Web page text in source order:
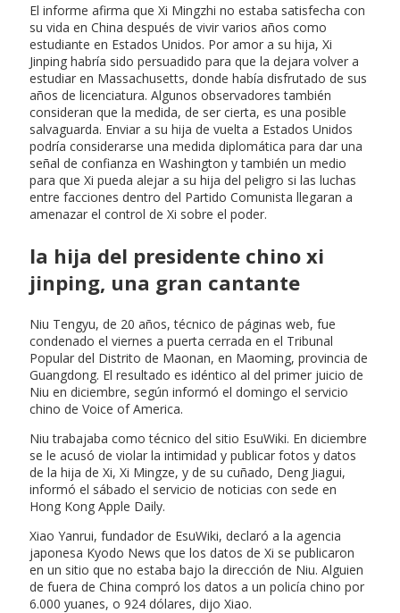
El informe afirma que Xi Mingzhi no estaba satisfecha con
su vida en China después de vivir varios años como
estudiante en Estados Unidos. Por amor a su hija, Xi
Jinping habría sido persuadido para que la dejara volver a
estudiar en Massachusetts, donde había disfrutado de sus
años de licenciatura. Algunos observadores también
consideran que la medida, de ser cierta, es una posible
salvaguarda. Enviar a su hija de vuelta a Estados Unidos
podría considerarse una medida diplomática para dar una
señal de confianza en Washington y también un medio
para que Xi pueda alejar a su hija del peligro si las luchas
entre facciones dentro del Partido Comunista llegaran a
amenazar el control de Xi sobre el poder.
la hija del presidente chino xi
jinping, una gran cantante
Niu Tengyu, de 20 años, técnico de páginas web, fue
condenado el viernes a puerta cerrada en el Tribunal
Popular del Distrito de Maonan, en Maoming, provincia de
Guangdong. El resultado es idéntico al del primer juicio de
Niu en diciembre, según informó el domingo el servicio
chino de Voice of America.
Niu trabajaba como técnico del sitio EsuWiki. En diciembre
se le acusó de violar la intimidad y publicar fotos y datos
de la hija de Xi, Xi Mingze, y de su cuñado, Deng Jiagui,
informó el sábado el servicio de noticias con sede en
Hong Kong Apple Daily.
Xiao Yanrui, fundador de EsuWiki, declaró a la agencia
japonesa Kyodo News que los datos de Xi se publicaron
en un sitio que no estaba bajo la dirección de Niu. Alguien
de fuera de China compró los datos a un policía chino por
6.000 yuanes, o 924 dólares, dijo Xiao.